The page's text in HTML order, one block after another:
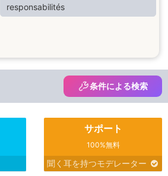
responsabilités
条件による検索
サポート
100%無料
聞く耳を持つモデレーター